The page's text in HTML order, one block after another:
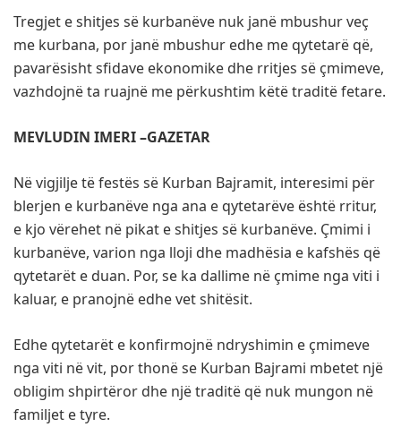
Tregjet e shitjes së kurbanëve nuk janë mbushur veç
me kurbana, por janë mbushur edhe me qytetarë që,
pavarësisht sfidave ekonomike dhe rritjes së çmimeve,
vazhdojnë ta ruajnë me përkushtim këtë traditë fetare.
MEVLUDIN IMERI –GAZETAR
Në vigjilje të festës së Kurban Bajramit, interesimi për
blerjen e kurbanëve nga ana e qytetarëve është rritur,
e kjo vërehet në pikat e shitjes së kurbanëve. Çmimi i
kurbanëve, varion nga lloji dhe madhësia e kafshës që
qytetarët e duan. Por, se ka dallime në çmime nga viti i
kaluar, e pranojnë edhe vet shitësit.
Edhe qytetarët e konfirmojnë ndryshimin e çmimeve
nga viti në vit, por thonë se Kurban Bajrami mbetet një
obligim shpirtëror dhe një traditë që nuk mungon në
familjet e tyre.